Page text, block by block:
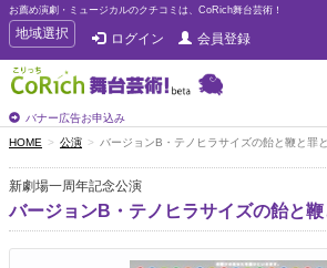
お薦め演劇・ミュージカルのクチコミは、CoRich舞台芸術！
T
o
g
g
e
n
a
v
地域選択 ログイン 会員登録
バナー広告お申込み
HOME 公演 バージョンB・テノヒラサイズの飴と鞭と罪
新劇場一周年記念公演
バージョンB・テノヒラサイズの飴と鞭